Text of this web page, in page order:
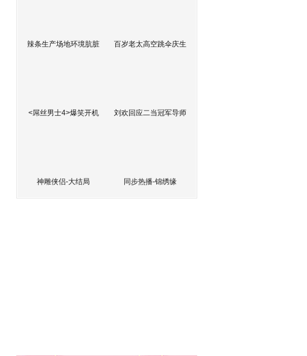
辣条生产场地环境肮脏 百岁老太高空跳伞庆生
<屌丝男士4>爆笑开机 刘欢回应二当冠军导师
神雕侠侣-大结局 同步热播-锦绣缘